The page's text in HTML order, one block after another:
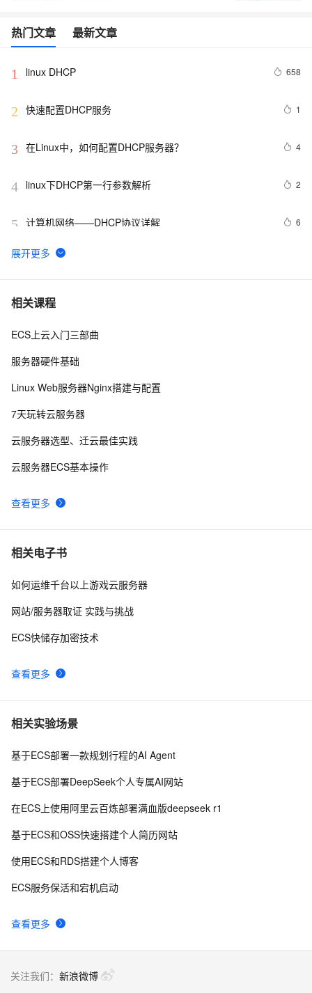
热门文章 最新文章
1 linux DHCP 658
2 快速配置DHCP服务 1
3 4
4 linux下DHCP第一行参数解析 2
5 计算机网络——DHCP协议详解 6
6 图解网络：什么是DHCP动态主机配置协议？
7 网络技术基础（16）——DHCP中继
8 Gentoo下DHCP实验笔记
10cisco之路由器DHCP配置
相关课程
查看更多
ECS上云入门三部曲
服务器硬件基础
Linux Web服务器Nginx搭建与配置
7天玩转云服务器
云服务器选型、迁云最佳实践
云服务器ECS基本操作
相关电子书
查看更多
如何运维千台以上游戏云服务器
网站/服务器取证 实践与挑战
ECS快储存加密技术
相关实验场景
查看更多
基于ECS部署一款规划行程的AI Agent
基于ECS部署DeepSeek个人专属AI网站
在ECS上使用阿里云百炼部署满血版deepseek r1
基于ECS和OSS快速搭建个人简历网站
使用ECS和RDS搭建个人博客
ECS服务保活和宕机启动
关注我们： 新浪微博